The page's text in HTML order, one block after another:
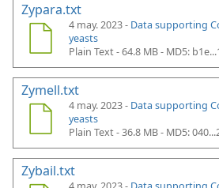
Zypara.txt
4 may. 2023 - Data supporting
yeasts
Plain Text - 64.8 MB - MD5:
Zymell.txt
4 may. 2023 - Data supporting
yeasts
Plain Text - 36.8 MB - MD5:
Zybail.txt